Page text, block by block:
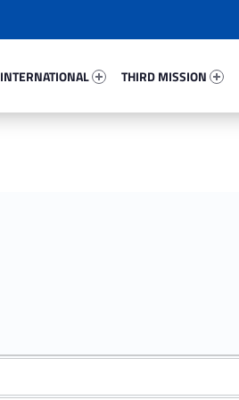
INTERNATIONAL
THIRD MISSION